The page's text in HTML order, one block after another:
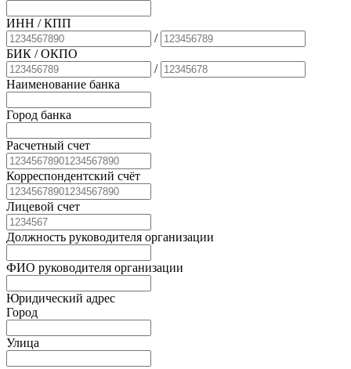
ИНН / КПП
/
БИК / ОКПО
/
Наименование банка
Город банка
Расчетный счет
Корреспондентский счёт
Лицевой счет
Должность руководителя организации
ФИО руководителя организации
Юридический адрес
Город
Улица